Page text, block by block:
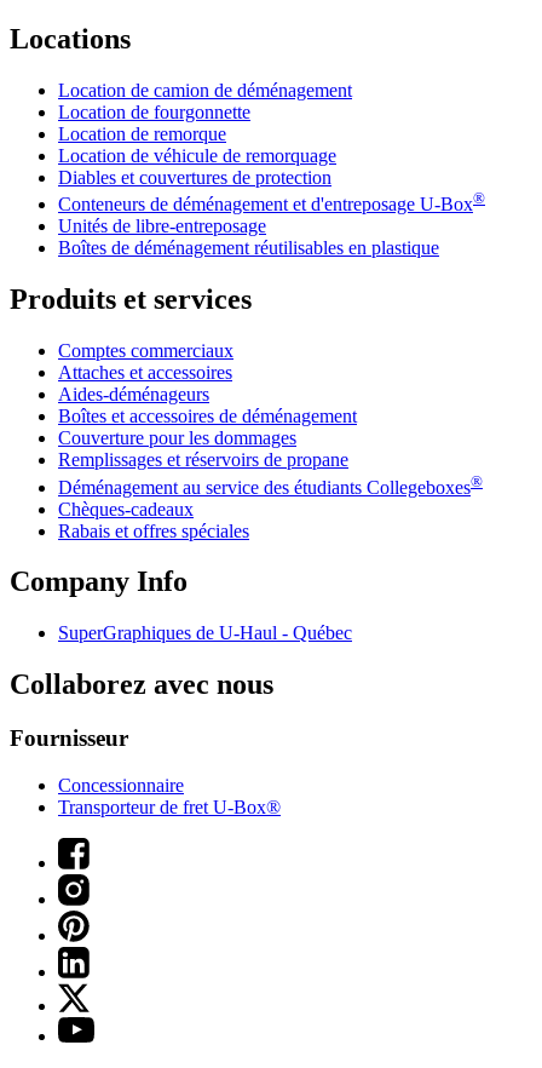
Locations
Location de camion de déménagement
Location de fourgonnette
Location de remorque
Location de véhicule de remorquage
Diables et couvertures de protection
Conteneurs de déménagement et d'entreposage U-Box®
Unités de libre-entreposage
Boîtes de déménagement réutilisables en plastique
Produits et services
Comptes commerciaux
Attaches et accessoires
Aides-déménageurs
Boîtes et accessoires de déménagement
Couverture pour les dommages
Remplissages et réservoirs de propane
Déménagement au service des étudiants Collegeboxes®
Chèques-cadeaux
Rabais et offres spéciales
Company Info
SuperGraphiques de U-Haul - Québec
Collaborez avec nous
Fournisseur
Concessionnaire
Transporteur de fret U-Box®